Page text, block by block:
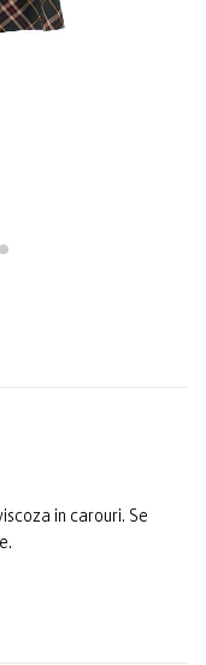
in carouri. Se